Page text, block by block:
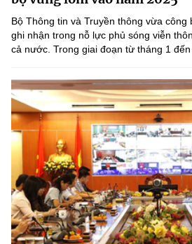
Bộ Thông tin và Truyền thông vừa công
ghi nhận trong nỗ lực phủ sóng viễn
cả nước. Trong giai đoạn từ tháng 1 đến